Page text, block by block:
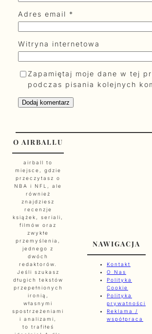
Adres email *
Witryna internetowa
Zapamiętaj moje dane w tej
podczas pisania kolejnych
O AIRBALLU
airball to
miejsce, gdzie
przeczytasz o
NBA i NFL, ale
również
znajdziesz
recenzje
książek, seriali,
filmów oraz
zwykłe
przemyślenia,
jednego z
dwóch
redaktorów.
Jeśli szukasz
długich tekstów
przepełnionych
ironią,
własnymi
spostrzeżeniami
i analizami,
to trafiłeś
NAWIGACJA
Kontakt
O Nas
Polityka
Cookie
Polityka
prywatności
Reklama /
współpraca